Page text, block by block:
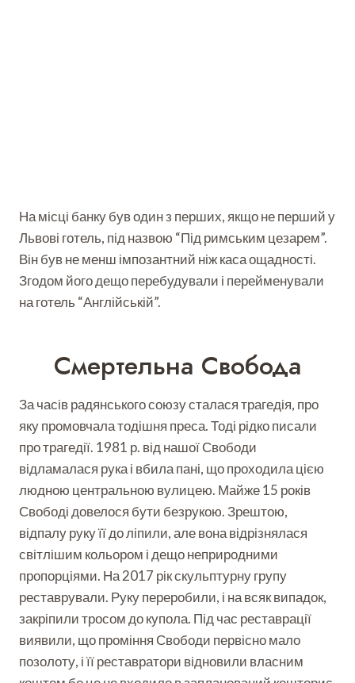
На місці банку був один з перших, якщо не перший у
Львові готель, під назвою “Під римським цезарем”.
Він був не менш імпозантний ніж каса ощадності.
Згодом його дещо перебудували і перейменували
на готель “Англійській”.
Смертельна Свобода
За часів радянського союзу сталася трагедія, про
яку промовчала тодішня преса. Тоді рідко писали
про трагедії. 1981 р. від нашої Свободи
відламалася рука і вбила пані, що проходила цією
людною центральною вулицею. Майже 15 років
Свободі довелося бути безрукою. Зрештою,
відпалу руку її до ліпили, але вона відрізнялася
світлішим кольором і дещо неприродними
пропорціями. На 2017 рік скульптурну групу
реставрували. Руку переробили, і на всяк випадок,
закріпили тросом до купола. Під час реставрації
виявили, що проміння Свободи первісно мало
позолоту, і її реставратори відновили власним